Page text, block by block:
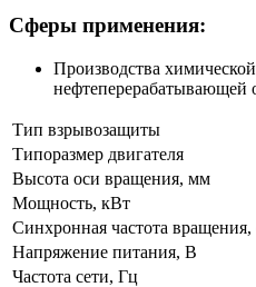
Сферы применения:
Производства
нефтеперерабатывающей
Тип взрывозащиты
Типоразмер двигателя
Высота оси вращения, мм
Мощность, кВт
Синхронная частота
Напряжение питания, В
Частота сети, Гц